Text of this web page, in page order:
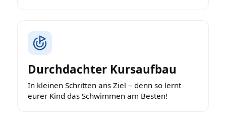
Durchdachter Kursaufbau
In kleinen Schritten ans Ziel – denn so lernt
eurer Kind das Schwimmen am Besten!